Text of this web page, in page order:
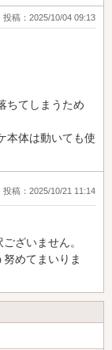
投稿：2025/10/04 09:13
ちてしまうため
本体は動いても使
投稿：2025/10/21 11:14
ざいません。
めてまいりま